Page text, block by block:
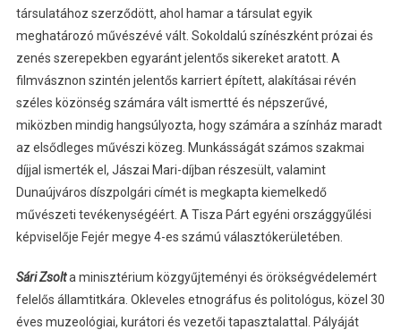
társulatához szerződött, ahol hamar a társulat egyik
meghatározó művészévé vált. Sokoldalú színészként prózai és
zenés szerepekben egyaránt jelentős sikereket aratott. A
filmvásznon szintén jelentős karriert épített, alakításai révén
széles közönség számára vált ismertté és népszerűvé,
miközben mindig hangsúlyozta, hogy számára a színház maradt
az elsődleges művészi közeg. Munkásságát számos szakmai
díjjal ismerték el, Jászai Mari-díjban részesült, valamint
Dunaújváros díszpolgári címét is megkapta kiemelkedő
művészeti tevékenységéért. A Tisza Párt egyéni országgyűlési
képviselője Fejér megye 4-es számú választókerületében.
Sári Zsolta minisztérium közgyűjteményi és örökségvédelemért
felelős államtitkára. Okleveles etnográfus és politológus, közel 30
éves muzeológiai, kurátori és vezetői tapasztalattal. Pályáját